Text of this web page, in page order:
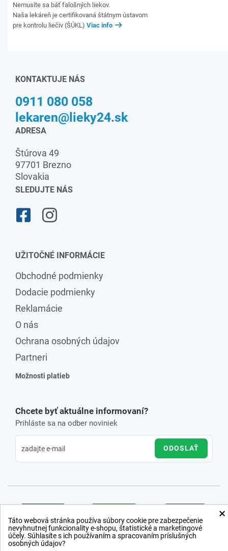
Nemusíte sa báť falošných liekov.
Naša lekáreň je certifikovaná štátnym ústavom
pre kontrolu liečiv (ŠÚKL) Viac info
KONTAKTUJE NÁS
0911 080 058
lekaren@lieky24.sk
ADRESA
Štúrova 49
97701 Brezno
Slovakia
SLEDUJTE NÁS
UŽITOČNÉ INFORMÁCIE
Obchodné podmienky
Dodacie podmienky
Reklamácie
O nás
Ochrana osobných údajov
Partneri
Možnosti platieb
Chcete byť aktuálne informovaní?
Prihláste sa na odber noviniek
ODOSLAŤ
×
Táto webová stránka používa súbory cookie pre zabezpečenie
nevyhnutnej funkcionality e-shopu, štatistické a marketingové
účely. Súhlasíte s ich používaním a spracovaním príslušných
osobných údajov?